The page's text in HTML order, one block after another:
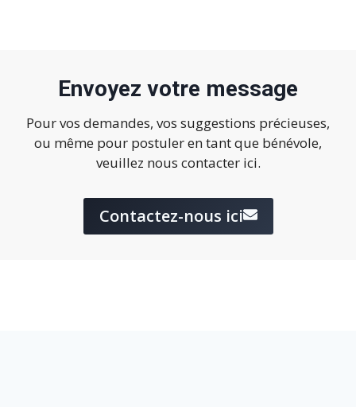
Envoyez votre message
Pour vos demandes, vos suggestions précieuses,
ou même pour postuler en tant que bénévole,
veuillez nous contacter ici.
Contactez-nous ici